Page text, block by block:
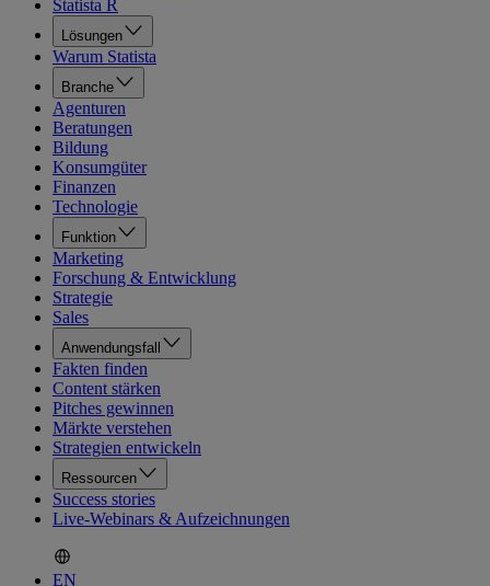
Statista R
Lösungen
Warum Statista
Branche
Agenturen
Beratungen
Bildung
Konsumgüter
Finanzen
Technologie
Funktion
Marketing
Forschung & Entwicklung
Strategie
Sales
Anwendungsfall
Fakten finden
Content stärken
Pitches gewinnen
Märkte verstehen
Strategien entwickeln
Ressourcen
Success stories
Live-Webinars & Aufzeichnungen
EN